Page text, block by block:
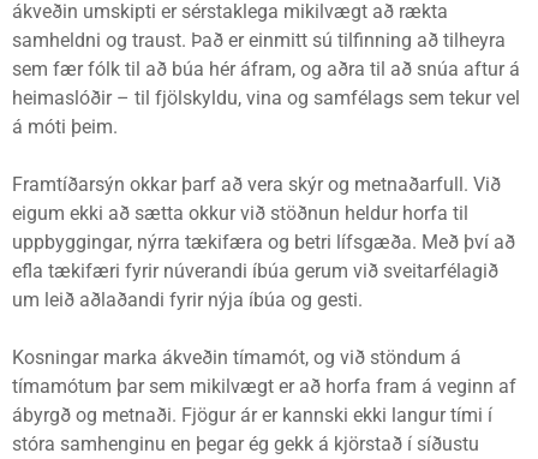
ákveðin umskipti er sérstaklega mikilvægt að rækta
samheldni og traust. Það er einmitt sú tilfinning að tilheyra
sem fær fólk til að búa hér áfram, og aðra til að snúa aftur á
heimaslóðir – til fjölskyldu, vina og samfélags sem tekur vel
á móti þeim.
Framtíðarsýn okkar þarf að vera skýr og metnaðarfull. Við
eigum ekki að sætta okkur við stöðnun heldur horfa til
uppbyggingar, nýrra tækifæra og betri lífsgæða. Með því að
efla tækifæri fyrir núverandi íbúa gerum við sveitarfélagið
um leið aðlaðandi fyrir nýja íbúa og gesti.
Kosningar marka ákveðin tímamót, og við stöndum á
tímamótum þar sem mikilvægt er að horfa fram á veginn af
ábyrgð og metnaði. Fjögur ár er kannski ekki langur tími í
stóra samhenginu en þegar ég gekk á kjörstað í síðustu